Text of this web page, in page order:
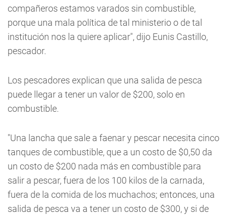
compañeros estamos varados sin combustible,
porque una mala política de tal ministerio o de tal
institución nos la quiere aplicar", dijo Eunis Castillo,
pescador.
Los pescadores explican que una salida de pesca
puede llegar a tener un valor de $200, solo en
combustible.
"Una lancha que sale a faenar y pescar necesita cinco
tanques de combustible, que a un costo de $0,50 da
un costo de $200 nada más en combustible para
salir a pescar, fuera de los 100 kilos de la carnada,
fuera de la comida de los muchachos; entonces, una
salida de pesca va a tener un costo de $300, y si de